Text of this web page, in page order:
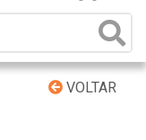
VOLTAR